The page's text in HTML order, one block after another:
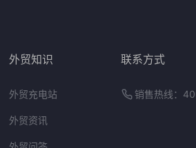
外贸知识
外贸充电站
外贸资讯
联系方式
销售热线：